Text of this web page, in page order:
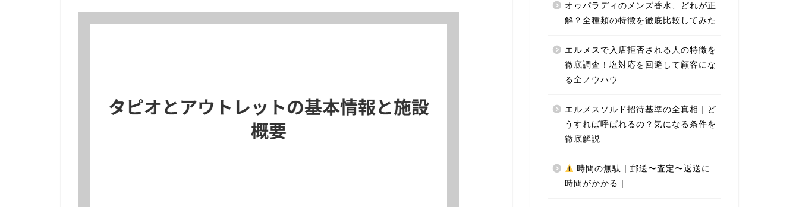
オゥパラディのメンズ香水、どれが正
解？全種類の特徴を徹底比較してみた
エルメスで入店拒否される人の特徴を
徹底調査！塩対応を回避して顧客にな
る全ノウハウ
エルメスソルド招待基準の全真相｜ど
うすれば呼ばれるの？気になる条件を
徹底解説
時間の無駄 | 郵送〜査定〜返送に
時間がかかる |